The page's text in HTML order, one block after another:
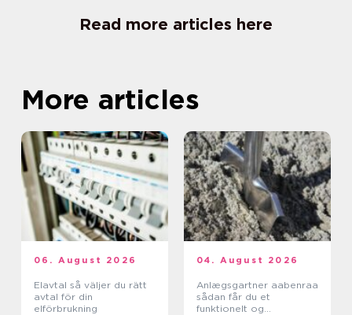
Read more articles here
More articles
06. August 2026
Elavtal så väljer du rätt
avtal för din
elförbrukning
04. August 2026
Anlægsgartner aabenraa
sådan får du et
funktionelt og